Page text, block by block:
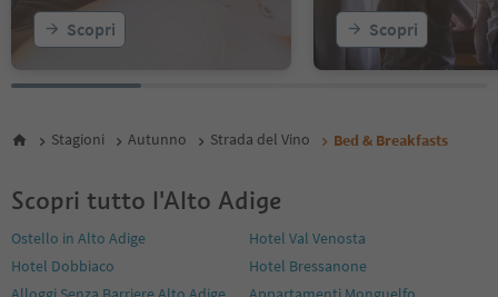
Scopri Scopri
Stagioni Autunno Strada del Vino Bed & Breakfasts
Scopri tutto l'Alto Adige
Ostello in Alto Adige
Hotel Val Venosta
Hotel Dobbiaco
Hotel Bressanone